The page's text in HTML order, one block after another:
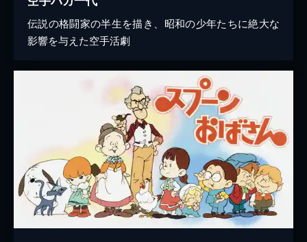
伝説の格闘家の半生を描き、昭和の少年たちに絶大な
影響を与えた空手活劇